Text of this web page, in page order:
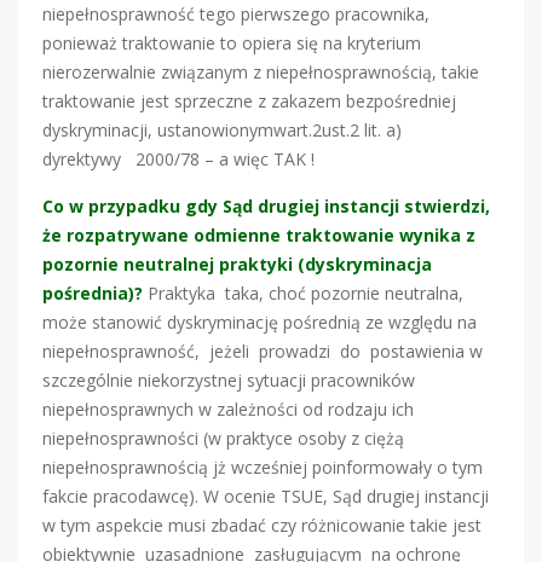
niepełnosprawność tego pierwszego pracownika,
ponieważ traktowanie to opiera się na kryterium
nierozerwalnie związanym z niepełnosprawnością, takie
traktowanie jest sprzeczne z zakazem bezpośredniej
dyskryminacji, ustanowionymwart.2ust.2 lit. a)
dyrektywy 2000/78 – a więc TAK !
Co w przypadku gdy Sąd drugiej instancji stwierdzi,
że rozpatrywane odmienne traktowanie wynika z
pozornie neutralnej praktyki (dyskryminacja
pośrednia)? Praktyka taka, choć pozornie neutralna,
może stanowić dyskryminację pośrednią ze względu na
niepełnosprawność, jeżeli prowadzi do postawienia w
szczególnie niekorzystnej sytuacji pracowników
niepełnosprawnych w zależności od rodzaju ich
niepełnosprawności (w praktyce osoby z ciężą
niepełnosprawnością jż wcześniej poinformowały o tym
fakcie pracodawcę). W ocenie TSUE, Sąd drugiej instancji
w tym aspekcie musi zbadać czy różnicowanie takie jest
obiektywnie uzasadnione zasługującym na ochronę